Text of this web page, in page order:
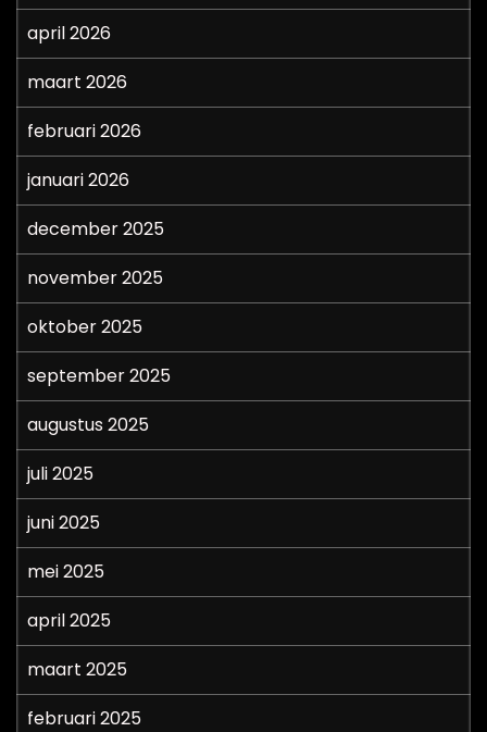
april 2026
maart 2026
februari 2026
januari 2026
december 2025
november 2025
oktober 2025
september 2025
augustus 2025
juli 2025
juni 2025
mei 2025
april 2025
maart 2025
februari 2025